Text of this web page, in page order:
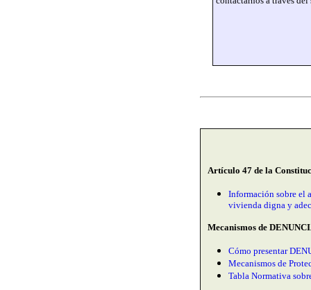
Artículo 47 de la
Información sobre el
vivienda digna y
Mecanismos de
Cómo presentar
Mecanismos de
Tabla Normativa